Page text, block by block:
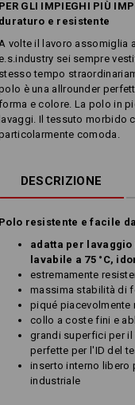
PER GLI IMPIEGHI PIÙ
duraturo e resistente
volte il lavoro assomiglia
e.s.industry sei sempre
stesso tempo
è una allrounder
e colore. La polo in
lavaggi. Il tessuto morbido
comoda.
DESCRIZIONE
Polo resistente e facile
adatta per lavaggio
lavabile a 75 °C,
estremamente
massima stabilità di
piqué piacevolmente
collo a coste fini e
grandi superfici per
perfette per l'ID del
inserto interno libero
industriale